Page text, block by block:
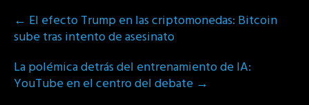
Post
navigation
← El efecto Trump en las criptomonedas: Bitcoin
sube tras intento de asesinato
La polémica detrás del entrenamiento de IA:
YouTube en el centro del debate →